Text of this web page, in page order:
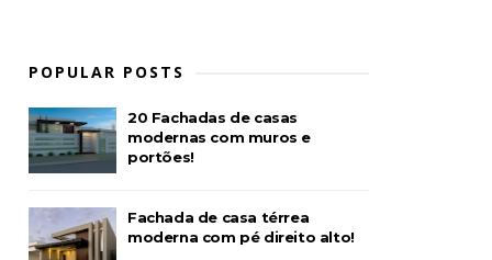
POPULAR POSTS
20 Fachadas de casas
modernas com muros e
portões!
Fachada de casa térrea
moderna com pé direito alto!